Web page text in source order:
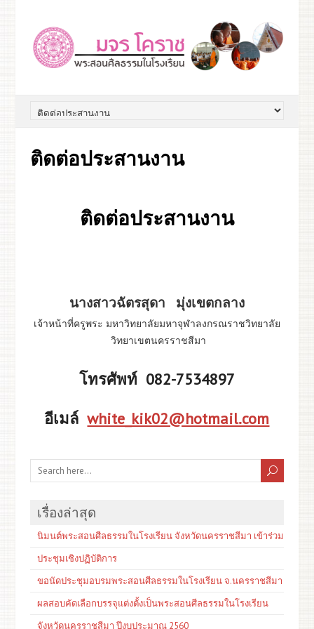
ติดต่อประสานงาน
ติดต่อประสานงาน
นางสาวฉัตรสุดา มุ่งเขตกลาง
เจ้าหน้าที่ครูพระ มหาวิทยาลัยมหาจุฬาลงกรณราชวิทยาลัย
วิทยาเขตนครราชสีมา
โทรศัพท์ 082-7534897
อีเมล์white_kik02@hotmail.com
เรื่องล่าสุด
นิมนต์พระสอนศีลธรรมในโรงเรียน จังหวัดนครราชสีมา เข้าร่วม
ประชุมเชิงปฏิบัติการ
ขอนัดประชุมอบรมพระสอนศีลธรรมในโรงเรียน จ.นครราชสีมา
ผลสอบคัดเลือกบรรจุแต่งตั้งเป็นพระสอนศีลธรรมในโรงเรียน
จังหวัดนครราชสีมา ปีงบประมาณ 2560